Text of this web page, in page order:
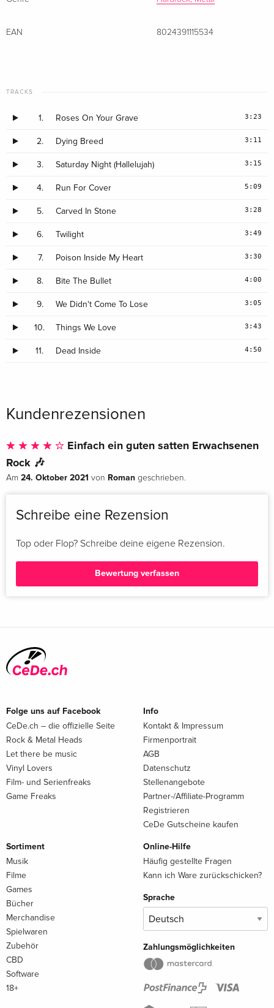
EAN 8024391115534
TRACKS
1. Roses On Your Grave 3:23
2. Dying Breed 3:11
3. Saturday Night (Hallelujah) 3:15
4. Run For Cover 5:09
5. Carved In Stone 3:28
6. Twilight 3:49
7. Poison Inside My Heart 3:30
8. Bite The Bullet 4:00
9. We Didn't Come To Lose 3:05
10. Things We Love 3:43
11. Dead Inside 4:50
Kundenrezensionen
Einfach ein guten satten Erwachsenen
Rock 🎶
Am 24. Oktober 2021 von Roman geschrieben.
Schreibe eine Rezension
Top oder Flop? Schreibe deine eigene Rezension.
Bewertung verfassen
Folge uns auf Facebook
CeDe.ch – die offizielle Seite
Rock & Metal Heads
Let there be music
Vinyl Lovers
Film- und Serienfreaks
Game Freaks
Info
Kontakt & Impressum
Firmenportrait
AGB
Datenschutz
Stellenangebote
Partner-/Affiliate-Programm
Registrieren
CeDe Gutscheine kaufen
Sortiment
Musik
Filme
Games
Bücher
Merchandise
Spielwaren
Zubehör
CBD
Software
18+
Online-Hilfe
Häufig gestellte Fragen
Kann ich Ware zurückschicken?
Sprache
Zahlungsmöglichkeiten